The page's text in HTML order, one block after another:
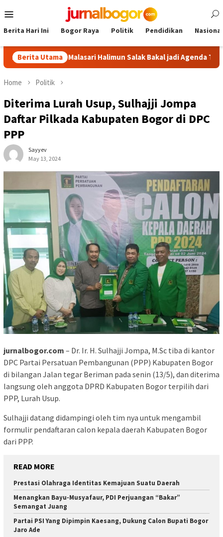
to
Menu
Berita Hari Ini Bogor Raya Politik Pendidikan Nasional
Berita Utama
Malasari Halimun Salak Bakal jadi Agenda Tahunan
Home Politik
Diterima Lurah Usup, Sulhajji Jompa
Daftar Pilkada Kabupaten Bogor di DPC
PPP
Sayyev
May 13, 2024
jurnalbogor.com – Dr. Ir. H. Sulhajji Jompa, M.Sc tiba di kantor
DPC Partai Persatuan Pembangunan (PPP) Kabupaten Bogor
di bilangan Jalan tegar Beriman pada senin (13/5), dan diterima
langsung oleh anggota DPRD Kabupaten Bogor terpilih dari
PPP, Lurah Usup.
Sulhajji datang didampingi oleh tim nya untuk mengambil
formulir pendaftaran calon kepala daerah Kabupaten Bogor
dari PPP.
READ MORE
Prestasi Olahraga Identitas Kemajuan Suatu Daerah
Menangkan Bayu-Musyafaur, PDI Perjuangan “Bakar”
Semangat Juang
Partai PSI Yang Dipimpin Kaesang, Dukung Calon Bupati Bogor
Jaro Ade